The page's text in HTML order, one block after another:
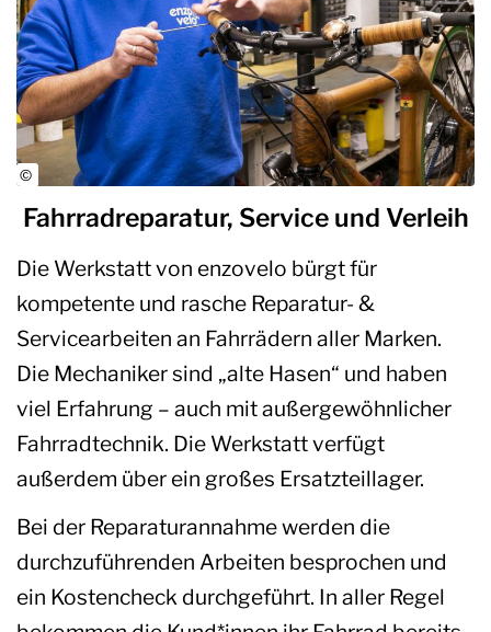
Fahrradreparatur, Service und Verleih
Die Werkstatt von enzovelo bürgt für
kompetente und rasche Reparatur- &
Servicearbeiten an Fahrrädern aller Marken.
Die Mechaniker sind „alte Hasen“ und haben
viel Erfahrung – auch mit außergewöhnlicher
Fahrradtechnik. Die Werkstatt verfügt
außerdem über ein großes Ersatzteillager.
Bei der Reparaturannahme werden die
durchzuführenden Arbeiten besprochen und
ein Kostencheck durchgeführt. In aller Regel